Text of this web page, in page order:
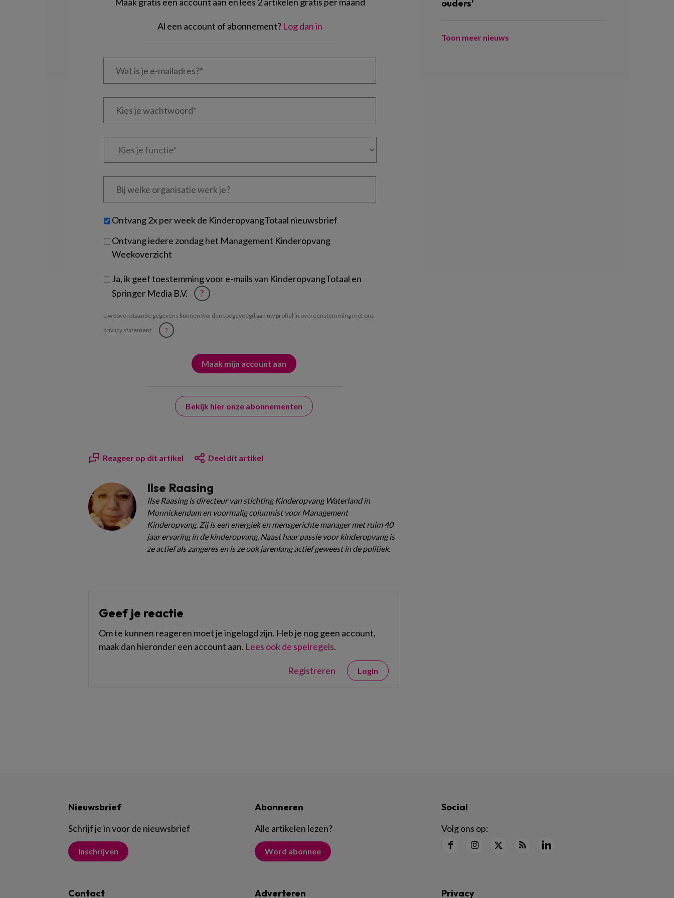
Al een account of abonnement? Log dan in
Wat
Kies
Kies
Bij
welke
je?
Untitled
Ontvang 2x per week de KinderopvangTotaal nieuwsbrief
Ontvang iedere zondag het Management Kinderopvang
Weekoverzicht
Ja, ik geef toestemming voor e-mails van KinderopvangTotaal en
Springer Media B.V.
?
Uw bovenstaande gegevens kunnen worden toegevoegd aan uw profiel in overeenstemming met ons
privacy statement. ?
Bekijk hier onze abonnementen
Reageer op dit artikel Deel dit artikel
Ilse Raasing
Ilse Raasing is directeur van stichting Kinderopvang Waterland in
Monnickendam en voormalig columnist voor Management
Kinderopvang. Zij is een energiek en mensgerichte manager met ruim 40
jaar ervaring in de kinderopvang. Naast haar passie voor kinderopvang is
ze actief als zangeres en is ze ook jarenlang actief geweest in de politiek.
Geef je reactie
Om te kunnen reageren moet je ingelogd zijn. Heb je nog geen account,
maak dan hieronder een account aan. Lees ook de spelregels.
Registreren Login
ouders’
Toon meer nieuws
Nieuwsbrief
Schrijf je in voor de nieuwsbrief
Inschrijven
Abonneren
Alle artikelen lezen?
Word abonnee
Social
Volg ons op:
Contact Adverteren Privacy